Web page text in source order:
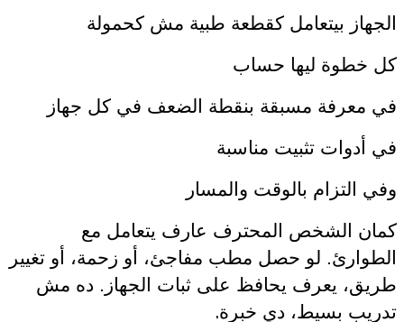
الجهاز بيتعامل كقطعة طبية مش كحمولة
كل خطوة ليها حساب
في معرفة مسبقة بنقطة الضعف في كل جهاز
في أدوات تثبيت مناسبة
وفي التزام بالوقت والمسار
كمان الشخص المحترف عارف يتعامل مع
الطوارئ. لو حصل مطب مفاجئ، أو زحمة، أو تغيير
طريق، يعرف يحافظ على ثبات الجهاز. ده مش
تدريب بسيط، دي خبرة.